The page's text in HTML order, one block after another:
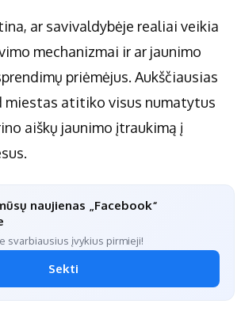
ar savivaldybėje realiai veikia
mechanizmai ir ar jaunimo
priėmėjus. Aukščiausias
miestas atitiko visus numatytus
aiškų jaunimo įtraukimą į
naujienas „Facebook“
svarbiausius įvykius pirmieji!
Sekti